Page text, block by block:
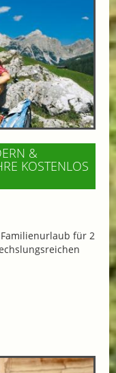
&
KOSTENLOS
für 2